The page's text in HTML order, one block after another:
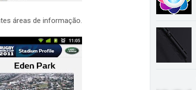
áreas de informação.